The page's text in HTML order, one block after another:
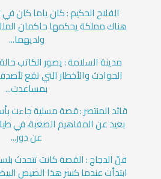
الفلاح الحكيم : كان ياما كان
هناك مملكة يحكمها حاكمان
ولديهما...
مدينة السلامة : يصور ‏الكاتب
الحوادث والأخطار التي تقع
بمساعدت...
قائد المنتصر : قصة مسلية جاءت
بعيد عن المفاهيم الصعبة، في
عن دور...
قنّ الدجاج : القصة كانت تتحدث
ابتدأت عندما كسر هذا الصيص